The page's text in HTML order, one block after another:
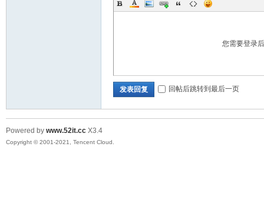
您需要登录
发表回复 回帖后跳转到最后一页
Powered by www.52it.cc X3.4
Copyright © 2001-2021, Tencent Cloud.